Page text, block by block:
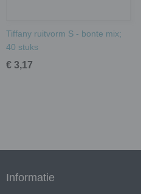
Tiffany ruitvorm S - bonte mix;
40 stuks
€ 3,17
Informatie